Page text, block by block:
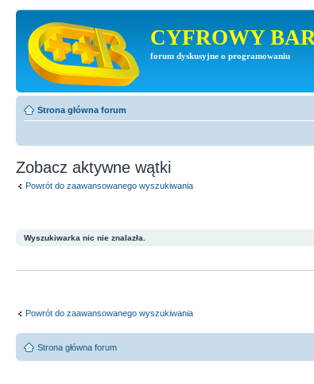
CYFROWY
forum dyskusyjne o programowaniu
Strona główna forum
Zobacz aktywne wątki
Powrót do zaawansowanego wyszukiwania
Wyszukiwarka nic nie znalazła.
Powrót do zaawansowanego wyszukiwania
Strona główna forum